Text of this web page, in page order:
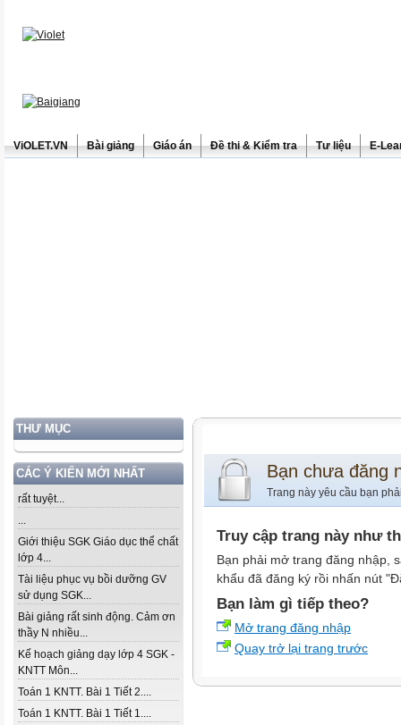
ViOLET.VN Bài giảng Giáo án Đề thi & Kiểm tra Tư liệu E-
THƯ MỤC
CÁC Ý KIẾN MỚI NHẤT
rất tuyệt...
...
Giới thiệu SGK Giáo dục thể chất
lớp 4...
Tài liệu phục vụ bồi dưỡng GV
sử dụng SGK...
Bài giảng rất sinh động. Cảm ơn
thầy N nhiều...
Kế hoạch giảng dạy lớp 4 SGK -
KNTT Môn...
Toán 1 KNTT. Bài 1 Tiết 2....
Toán 1 KNTT. Bài 1 Tiết 1....
Bạn chưa đăng
Trang này yêu cầu bạn
Truy cập trang này như
Bạn phải mở trang đăng nhập,
khẩu đã đăng ký rồi nhấn nút
Bạn làm gì tiếp theo?
Mở trang đăng nhập
Quay trở lại trang trước